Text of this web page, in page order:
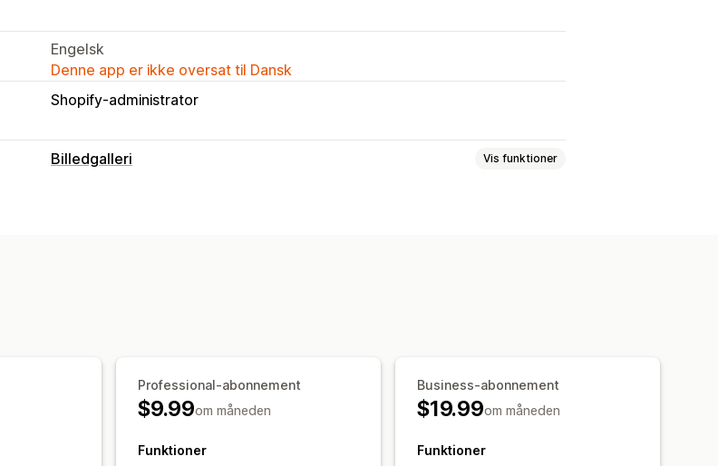
Engelsk
Denne app er ikke oversat til Dansk
Shopify-administrator
Billedgalleri Vis funktioner
Deling på sociale medier
Professional-abonnement
$9.99om måneden
Funktioner
Business-abonnement
$19.99om måneden
Funktioner